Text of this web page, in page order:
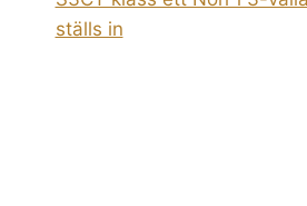
ställs in